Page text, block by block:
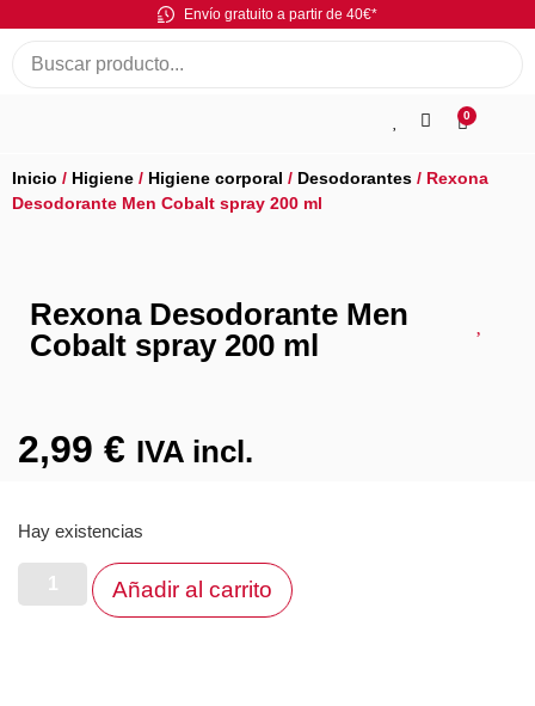
Envío gratuito a partir de 40€*
0
Inicio / Higiene / Higiene corporal / Desodorantes / Rexona
Desodorante Men Cobalt spray 200 ml
Rexona Desodorante Men
Cobalt spray 200 ml
2,99 € IVA incl.
Hay existencias
Añadir al carrito